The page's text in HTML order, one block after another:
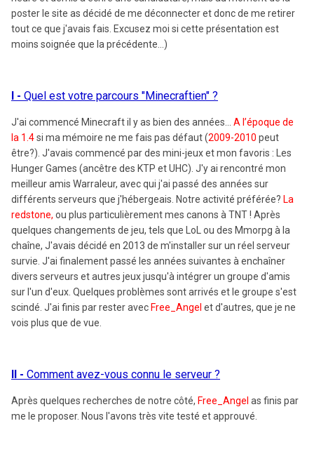
poster le site as décidé de me déconnecter et donc de me retirer
tout ce que j'avais fais. Excusez moi si cette présentation est
moins soignée que la précédente...)
I - Quel est votre parcours "Minecraftien" ?
J'ai commencé Minecraft il y as bien des années... A l’époque de
la 1.4si ma mémoire ne me fais pas défaut (2009-2010 peut
être?). J'avais commencé par des mini-jeux et mon favoris : Les
Hunger Games (ancêtre des KTP et UHC). J'y ai rencontré mon
meilleur amis Warraleur, avec qui j'ai passé des années sur
différents serveurs que j'hébergeais. Notre activité préférée? La
redstone, ou plus particulièrement mes canons à TNT ! Après
quelques changements de jeu, tels que LoL ou des Mmorpg à la
chaîne, J'avais décidé en 2013 de m'installer sur un réel serveur
survie. J'ai finalement passé les années suivantes à enchaîner
divers serveurs et autres jeux jusqu'à intégrer un groupe d'amis
sur l'un d'eux. Quelques problèmes sont arrivés et le groupe s'est
scindé. J'ai finis par rester avec Free_Angel et d'autres, que je ne
vois plus que de vue.
II - Comment avez-vous connu le serveur ?
Après quelques recherches de notre côté, Free_Angel as finis par
me le proposer. Nous l'avons très vite testé et approuvé.